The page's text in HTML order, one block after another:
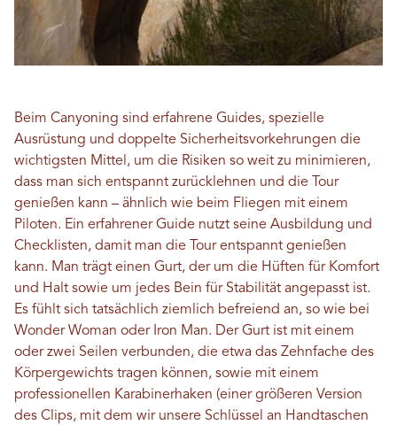
Beim Canyoning sind erfahrene Guides, spezielle
Ausrüstung und doppelte Sicherheitsvorkehrungen die
wichtigsten Mittel, um die Risiken so weit zu minimieren,
dass man sich entspannt zurücklehnen und die Tour
genießen kann – ähnlich wie beim Fliegen mit einem
Piloten. Ein erfahrener Guide nutzt seine Ausbildung und
Checklisten, damit man die Tour entspannt genießen
kann. Man trägt einen Gurt, der um die Hüften für Komfort
und Halt sowie um jedes Bein für Stabilität angepasst ist.
Es fühlt sich tatsächlich ziemlich befreiend an, so wie bei
Wonder Woman oder Iron Man. Der Gurt ist mit einem
oder zwei Seilen verbunden, die etwa das Zehnfache des
Körpergewichts tragen können, sowie mit einem
professionellen Karabinerhaken (einer größeren Version
des Clips, mit dem wir unsere Schlüssel an Handtaschen